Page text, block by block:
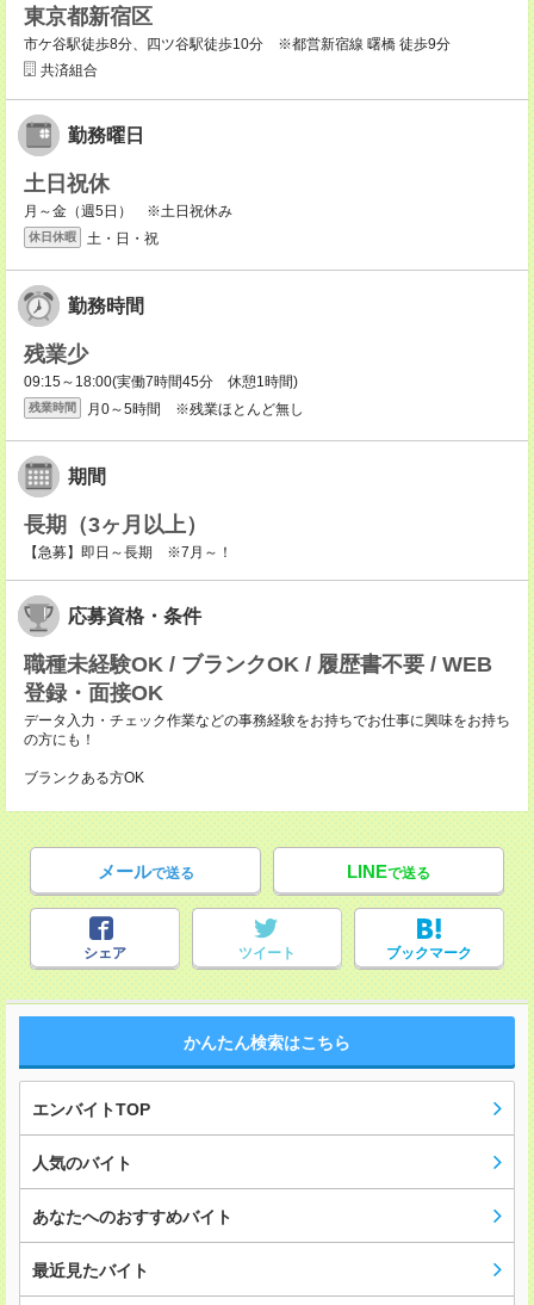
東京都新宿区
市ケ谷駅徒歩8分、四ツ谷駅徒歩10分 ※都営新宿線 曙橋 徒歩9分
共済組合
勤務曜日
土日祝休
月～金（週5日） ※土日祝休み
休日休暇 土・日・祝
勤務時間
残業少
09:15～18:00(実働7時間45分 休憩1時間)
残業時間 月0～5時間 ※残業ほとんど無し
期間
長期（3ヶ月以上）
【急募】即日～長期 ※7月～！
応募資格・条件
職種未経験OK / ブランクOK / 履歴書不要 / WEB
登録・面接OK
データ入力・チェック作業などの事務経験をお持ちでお仕事に興味をお持ち
の方にも！
ブランクある方OK
メールで送る LINEで送る
シェア ツイート ブックマーク
かんたん検索はこちら
エンバイトTOP
人気のバイト
あなたへのおすすめバイト
最近見たバイト